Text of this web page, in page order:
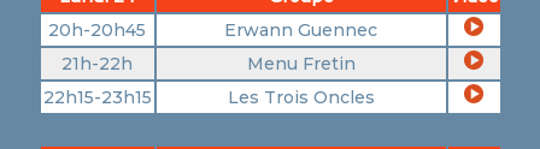
20h-20h45
Erwann Guennec
21h-22h
Menu Fretin
22h15-23h15
Les Trois Oncles